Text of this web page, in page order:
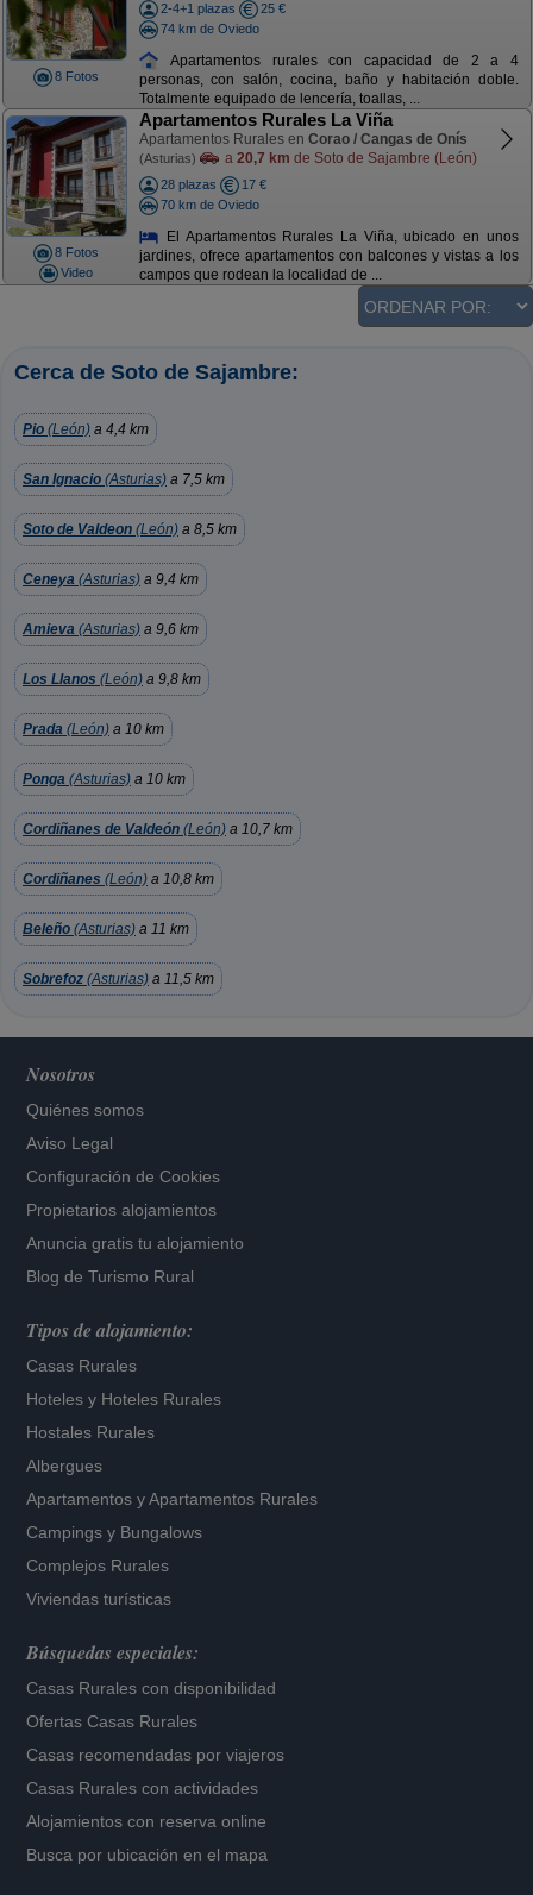
8 Fotos
2-4+1 plazas
25 €
74 km de Oviedo
Apartamentos rurales con capacidad de 2 a 4
personas, con salón, cocina, baño y habitación doble.
Totalmente equipado de lencería, toallas, ...
8 Fotos
Video
Apartamentos Rurales La Viña
Apartamentos Rurales en Corao / Cangas de Onís
(Asturias) a 20,7 km de Soto de Sajambre (León)
28 plazas
17 €
70 km de Oviedo
El Apartamentos Rurales La Viña, ubicado en unos
jardines, ofrece apartamentos con balcones y vistas a los
campos que rodean la localidad de ...
Cerca de Soto de Sajambre:
Pio (León) a 4,4 km
San Ignacio (Asturias) a 7,5 km
Soto de Valdeon (León) a 8,5 km
Ceneya (Asturias) a 9,4 km
Amieva (Asturias) a 9,6 km
Los Llanos (León) a 9,8 km
Prada (León) a 10 km
Ponga (Asturias) a 10 km
Cordiñanes de Valdeón (León) a 10,7 km
Cordiñanes (León) a 10,8 km
Beleño (Asturias) a 11 km
Sobrefoz (Asturias) a 11,5 km
Nosotros
Quiénes somos
Aviso Legal
Configuración de Cookies
Propietarios alojamientos
Anuncia gratis tu alojamiento
Blog de Turismo Rural
Tipos de alojamiento:
Casas Rurales
Hoteles y Hoteles Rurales
Hostales Rurales
Albergues
Apartamentos yApartamentos Rurales
Campings y Bungalows
Complejos Rurales
Viviendas turísticas
Búsquedas especiales:
Casas Rurales con disponibilidad
Ofertas Casas Rurales
Casas recomendadas por viajeros
Casas Rurales con actividades
Alojamientos con reserva online
Busca por ubicación en el mapa